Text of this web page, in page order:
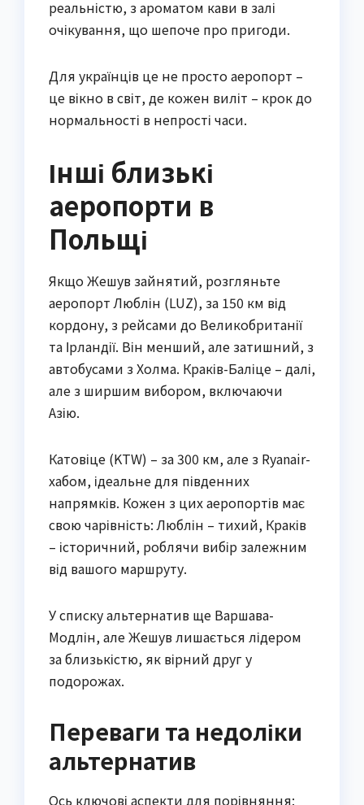
реальністю, з ароматом кави в залі
очікування, що шепоче про пригоди.
Для українців це не просто аеропорт –
це вікно в світ, де кожен виліт – крок до
нормальності в непрості часи.
Інші близькі
аеропорти в
Польщі
Якщо Жешув зайнятий, розгляньте
аеропорт Люблін (LUZ), за 150 км від
кордону, з рейсами до Великобританії
та Ірландії. Він менший, але затишний, з
автобусами з Холма. Краків-Баліце – далі,
але з ширшим вибором, включаючи
Азію.
Катовіце (KTW) – за 300 км, але з Ryanair-
хабом, ідеальне для південних
напрямків. Кожен з цих аеропортів має
свою чарівність: Люблін – тихий, Краків
– історичний, роблячи вибір залежним
від вашого маршруту.
У списку альтернатив ще Варшава-
Модлін, але Жешув лишається лідером
за близькістю, як вірний друг у
подорожах.
Переваги та недоліки
альтернатив
Ось ключові аспекти для порівняння: